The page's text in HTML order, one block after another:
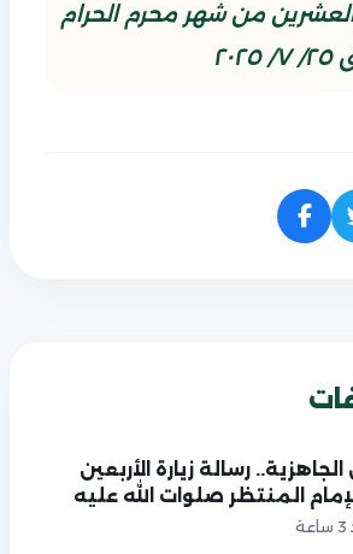
من شهر محرم الحرام
الجاهزية.. رسالة زيارة الأربعين
المنتظر صلوات الله عليه